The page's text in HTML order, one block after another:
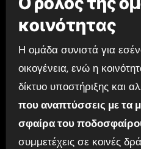
κοινότητας
Η ομάδα συνιστά για
οικογένεια, ενώ η
δίκτυο υποστήριξης και
που αναπτύσσεις με τα
σφαίρα του
συμμετέχεις σε κοινές